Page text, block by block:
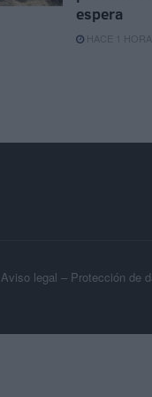
espera
HACE 1 HORA
Aviso legal – Protección de